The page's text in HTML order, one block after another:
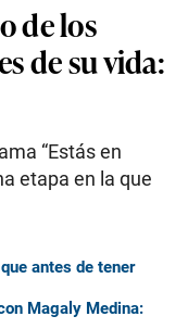
de los
de su vida:
“Estás en
etapa en la que
antes de tener
Magaly Medina: